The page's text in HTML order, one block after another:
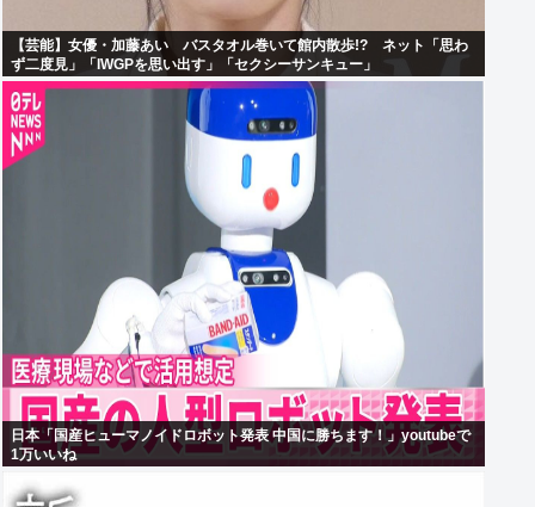
【芸能】女優・加藤あい バスタオル巻いて館内散歩!? ネット「思わ
ず二度見」「IWGPを思い出す」「セクシーサンキュー」
日本「国産ヒューマノイドロボット発表 中国に勝ちます！」youtubeで
1万いいね